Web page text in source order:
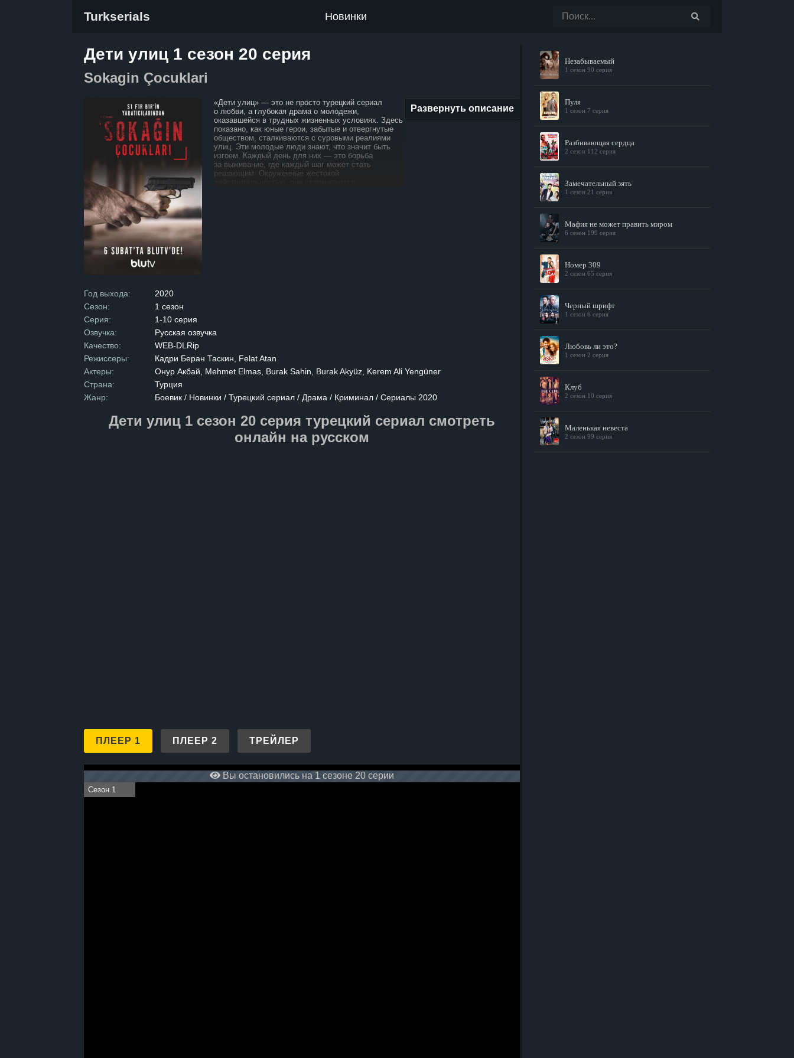
Turkserials Новинки
Дети улиц 1 сезон 20 серия
Sokagin Çocuklari
«Дети улиц» — это не просто турецкий сериал
о любви, а глубокая драма о молодежи,
оказавшейся в трудных жизненных условиях. Здесь
показано, как юные герои, забытые и отвергнутые
обществом, сталкиваются с суровыми реалиями
улиц. Эти молодые люди знают, что значит быть
изгоем. Каждый день для них — это борьба
за выживание, где каждый шаг может стать
решающим. Окруженные жестокой
Развернуть описание
Год выхода:
2020
Сезон:
1 сезон
Серия:
1-10 серия
Озвучка:
Русская озвучка
Качество:
WEB-DLRip
Режиссеры:
Кадри Беран Таскин, Felat Atan
Актеры:
Онур Акбай, Mehmet Elmas, Burak Sahin, Burak Akyüz, Kerem Ali Yengüner
Страна:
Турция
Жанр:
Боевик / Новинки / Турецкий сериал / Драма / Криминал / Сериалы 2020
Дети улиц 1 сезон 20 серия турецкий сериал смотреть
онлайн на русском
ПЛЕЕР 1 ПЛЕЕР 2 ТРЕЙЛЕР
Вы остановились на 1 сезоне 20 серии
Сезон 1
Незабываемый
1 сезон 90 серия
Пуля
1 сезон 7 серия
Разбивающая сердца
2 сезон 112 серия
Замечательный зять
1 сезон 21 серия
Мафия не может править миром
6 сезон 199 серия
Номер 309
2 сезон 65 серия
Черный шрифт
1 сезон 6 серия
Любовь ли это?
1 сезон 2 серия
Клуб
2 сезон 10 серия
Маленькая невеста
2 сезон 99 серия